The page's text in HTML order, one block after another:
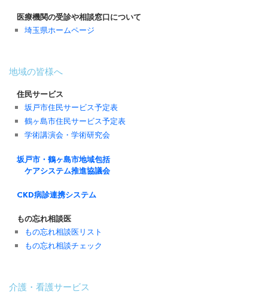
医療機関の受診や相談窓口について
埼玉県ホームページ
地域の皆様へ
住民サービス
坂戸市住民サービス予定表
鶴ヶ島市住民サービス予定表
学術講演会・学術研究会
坂戸市・鶴ヶ島市地域包括
ケアシステム推進協議会
CKD病診連携システム
もの忘れ相談医
もの忘れ相談医リスト
もの忘れ相談チェック
介護・看護サービス